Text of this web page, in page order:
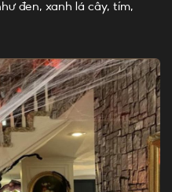
đen, xanh lá cây, tím,